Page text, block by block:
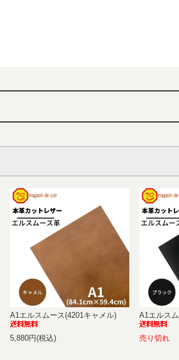
A1エルスムース(4201キャメル)
5,880円(税込)
A1エルス
売り切れ